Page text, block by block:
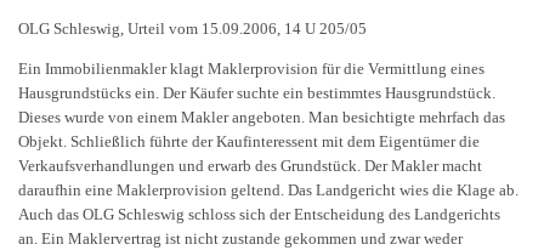
OLG Schleswig, Urteil vom 15.09.2006, 14 U 205/05
Ein Immobilienmakler klagt Maklerprovision für die Vermittlung eines
Hausgrundstücks ein. Der Käufer suchte ein bestimmtes Hausgrundstück.
Dieses wurde von einem Makler angeboten. Man besichtigte mehrfach das
Objekt. Schließlich führte der Kaufinteressent mit dem Eigentümer die
Verkaufsverhandlungen und erwarb des Grundstück. Der Makler macht
daraufhin eine Maklerprovision geltend. Das Landgericht wies die Klage ab.
Auch das OLG Schleswig schloss sich der Entscheidung des Landgerichts
an. Ein Maklervertrag ist nicht zustande gekommen und zwar weder